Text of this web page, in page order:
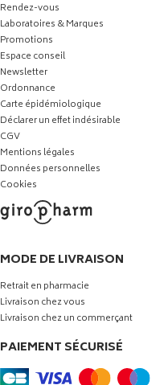
Rendez-vous
Laboratoires & Marques
Promotions
Espace conseil
Newsletter
Ordonnance
Carte épidémiologique
Déclarer un effet indésirable
CGV
Mentions légales
Données personnelles
Cookies
MODE DE LIVRAISON
Retrait en pharmacie
Livraison chez vous
Livraison chez un commerçant
PAIEMENT SÉCURISÉ